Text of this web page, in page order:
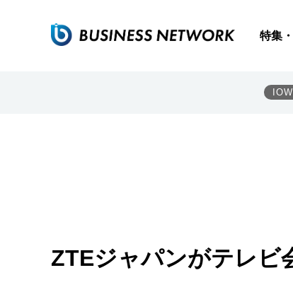
特集
ZTEジャパンがテレビ